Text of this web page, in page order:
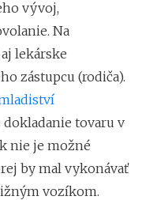
vývoj,
Na
lekárske
zástupcu (rodiča).
tovaru v
nie je možné
by mal vykonávať
vozíkom.